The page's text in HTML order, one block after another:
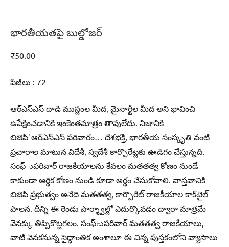
భారతీయతపై బుల్డోజర్‌
₹50.00
పేజీలు : 72
ఆర్‌ఎస్‌ఎస్‌ దాడి ముస్లంల మీద, మైనార్టీల మీద అని భావించి
ఉపేక్షించడానికి ఇంకెంతమాత్రం తావులేదు. నిజానికి
బిజెపి`ఆర్‌ఎస్‌ఎస్‌ పరివారం… దేశభక్తి, భారతీయ సంస్కృతి వంటి
ప్రచారాల మాటున విదేశీ, స్వదేశీ కార్పొరేట్లకు ఊడిగం చేస్తున్నది.
సంఫ్‌ుపరివార్‌ రాజకీయాలను కేవలం మతతత్వ కోణం నుండే
కాకుండా ఆర్థిక కోణం నుండి కూడా అర్థం చేసుకోవాలి. వాస్తవానికి
బిజెపి ప్రభుత్వం అనేది మతతత్వ, కార్పొరేట్‌ రాజకీయాల కాక్‌టైల్‌
పాలన. దీన్ని ఈ రెండు పార్శ్వాల్లో ఎదుర్కొవడం ద్వారా మాత్రమే
వెనక్కు తిప్పికొట్టగలం. సంఫ్‌ుపరివార్‌ మతతత్వ రాజకీయాలు,
వాటి వెనకనున్న సైద్ధాంతిక అంశాలూ ఈ చిన్న పుస్తకంలోని వ్యాసాలు